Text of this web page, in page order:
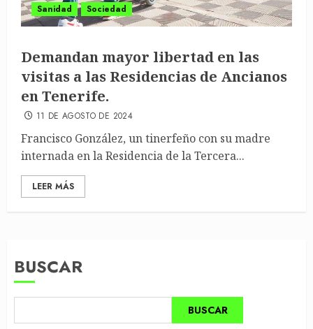
Sanidad Sociedad
Demandan mayor libertad en las
visitas a las Residencias de Ancianos
en Tenerife.
11 DE AGOSTO DE 2024
Francisco González, un tinerfeño con su madre
internada en la Residencia de la Tercera...
LEER MÁS
BUSCAR
BUSCAR